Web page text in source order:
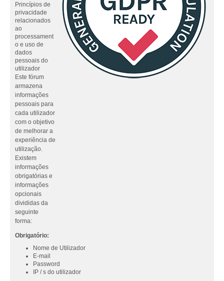
Princípios de
privacidade
relacionados
ao
processament
o e uso de
dados
pessoais do
utilizador
Este fórum
armazena
informações
pessoais para
cada utilizador
com o objetivo
de melhorar a
experiência de
utilização.
Existem
informações
obrigatórias e
informações
opcionais
divididas da
seguinte
forma:
Obrigatório:
Nome de Utilizador
E-mail
Password
IP / s do utilizador